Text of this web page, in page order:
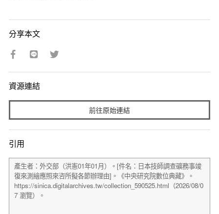
分享本文
資源連結
前往原始連結
引用